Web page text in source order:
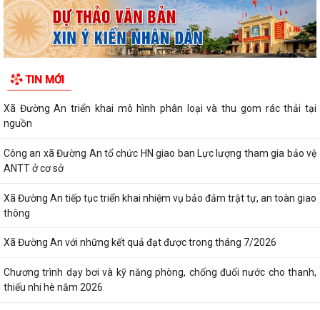
TIN MỚI
Xã Đường An triển khai mô hình phân loại và thu gom rác thải tại
nguồn
Công an xã Đường An tổ chức HN giao ban Lực lượng tham gia bảo vệ
ANTT ở cơ sở
Xã Đường An tiếp tục triển khai nhiệm vụ bảo đảm trật tự, an toàn giao
thông
Xã Đường An với những kết quả đạt được trong tháng 7/2026
Chương trình dạy bơi và kỹ năng phòng, chống đuối nước cho thanh,
thiếu nhi hè năm 2026